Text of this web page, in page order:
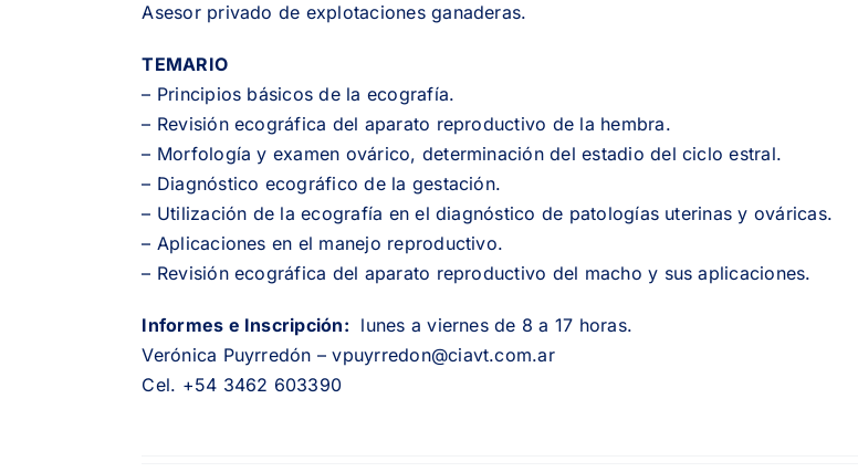
Asesor privado de explotaciones ganaderas.
TEMARIO
– Principios básicos de la ecografía.
– Revisión ecográfica del aparato reproductivo de la hembra.
– Morfología y examen ovárico, determinación del estadio del ciclo estral.
– Diagnóstico ecográfico de la gestación.
– Utilización de la ecografía en el diagnóstico de patologías uterinas y ováricas.
– Aplicaciones en el manejo reproductivo.
– Revisión ecográfica del aparato reproductivo del macho y sus aplicaciones.
Informes e Inscripción: lunes a viernes de 8 a 17 horas.
Verónica Puyrredón –vpuyrredon@ciavt.com.ar
Cel. +54 3462 603390